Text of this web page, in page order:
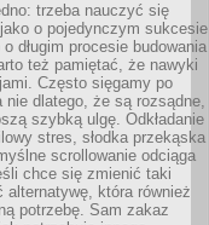
trzeba nauczyć się
o pojedynczym sukcesie
długim procesie budowania
też pamiętać, że nawyki
Często sięgamy po
nie dlatego, że są rozsądne,
szybką ulgę. Odkładanie
stres, słodka przekąska
scrollowanie odciąga
chce się zmienić taki
alternatywę, która również
potrzebę. Sam zakaz